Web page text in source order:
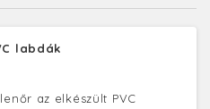
labdák
az elkészült PVC